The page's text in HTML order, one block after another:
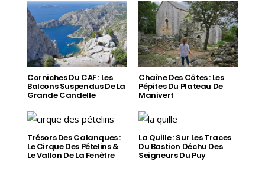
Corniches Du CAF : Les
Balcons Suspendus De La
Grande Candelle
Chaîne Des Côtes : Les
Pépites Du Plateau De
Manivert
Trésors Des Calanques :
Le Cirque Des Pételins &
Le Vallon De La Fenêtre
La Quille : Sur Les Traces
Du Bastion Déchu Des
Seigneurs Du Puy